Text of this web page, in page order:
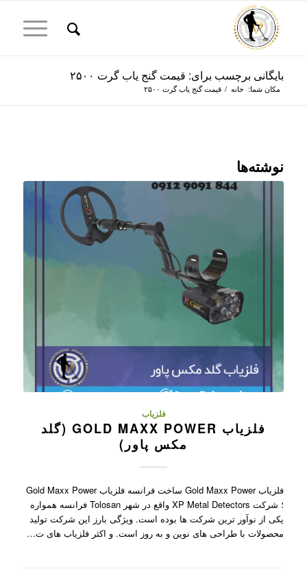
بایگانی برچسب برای: قیمت گنج یاب گرت ۲۵۰۰
مکان شما: خانه / قیمت گنج یاب گرت ۲۵۰۰
نوشته‌ها
فلزیاب
فلزیاب GOLD MAXX POWER (گلد
مکس پاور)
فلزیاب Gold Maxx Power ساخت فرانسه فلزیاب Gold Maxx Power
؛ شرکت XP Metal Detectors واقع در شهر Tolosan فرانسه همواره
یکی از نوآور ترین شرکت ها بوده است. ویژگی بارز این شرکت تولید
محصولات با طراحی های نوین و به روز است. و اکثر فلزیاب های ت…